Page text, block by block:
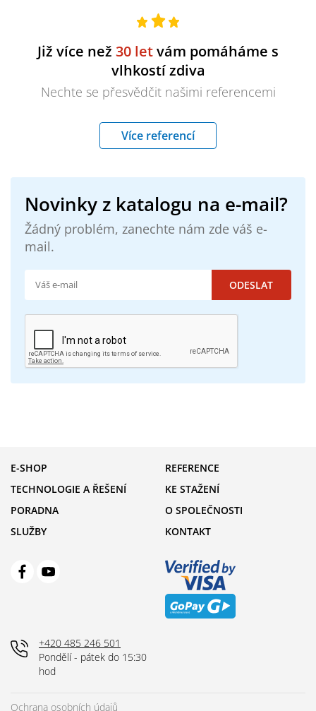
Již více než 30 letvám pomáháme s
vlhkostí zdiva
Nechte se přesvědčit našimi referencemi
Více referencí
Novinky z katalogu na e-mail?
Žádný problém, zanechte nám zde váš e-
mail.
E-SHOP
TECHNOLOGIE A ŘEŠENÍ
PORADNA
SLUŽBY
REFERENCE
KE STAŽENÍ
O SPOLEČNOSTI
KONTAKT
+420 485 246 501
Pondělí - pátek do 15:30
hod
Ochrana osobních údajů